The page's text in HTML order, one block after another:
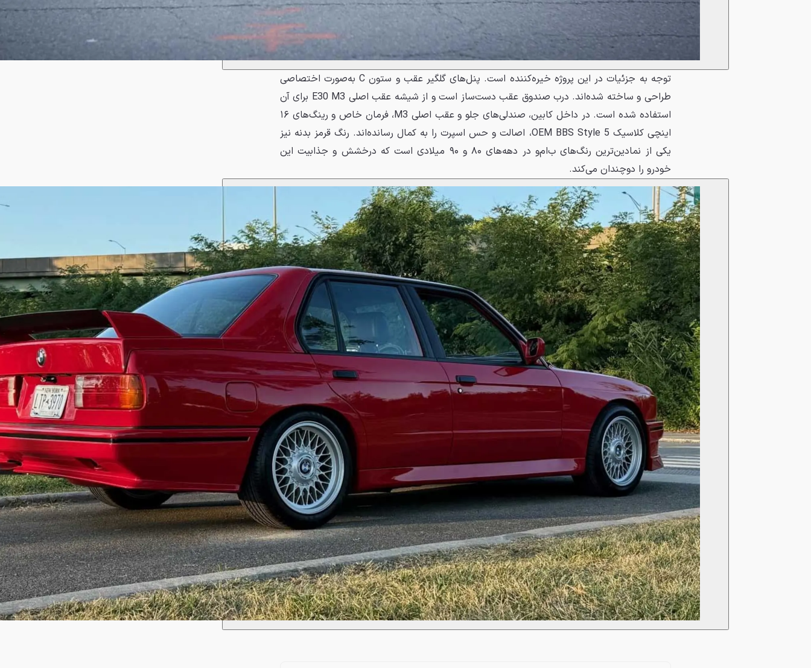
توجه به جزئیات در این پروژه خیره‌کننده است. پنل‌های گلگیر عقب و ستون C به‌صورت اختصاصی
طراحی و ساخته شده‌اند. درب صندوق عقب دست‌ساز است و از شیشه عقب اصلی E30 M3 برای آن
استفاده شده است. در داخل کابین، صندلی‌های جلو و عقب اصلی M3، فرمان خاص و رینگ‌های ۱۶
اینچی کلاسیک OEM BBS Style 5، اصالت و حس اسپرت را به کمال رسانده‌اند. رنگ قرمز بدنه نیز
یکی از نمادین‌ترین رنگ‌های ب‌ام‌و در دهه‌های ۸۰ و ۹۰ میلادی است که درخشش و جذابیت این
خودرو را دوچندان می‌کند.